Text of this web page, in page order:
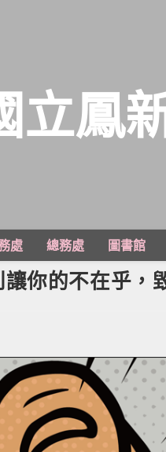
立鳳
處 總務處 圖書館
讓你的不在乎，